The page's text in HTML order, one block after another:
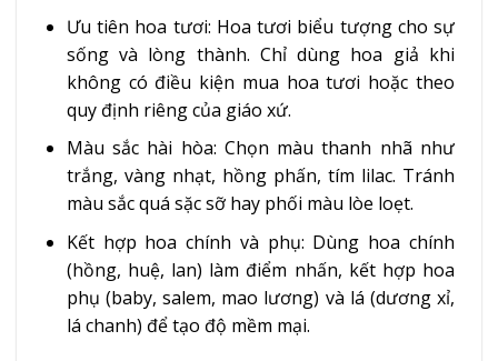
Ưu tiên hoa tươi: Hoa tươi biểu tượng cho sự
sống và lòng thành. Chỉ dùng hoa giả khi
không có điều kiện mua hoa tươi hoặc theo
quy định riêng của giáo xứ.
Màu sắc hài hòa: Chọn màu thanh nhã như
trắng, vàng nhạt, hồng phấn, tím lilac. Tránh
màu sắc quá sặc sỡ hay phối màu lòe loẹt.
Kết hợp hoa chính và phụ: Dùng hoa chính
(hồng, huệ, lan) làm điểm nhấn, kết hợp hoa
phụ (baby, salem, mao lương) và lá (dương xỉ,
lá chanh) để tạo độ mềm mại.